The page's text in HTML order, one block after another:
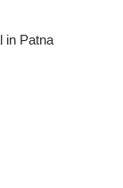
in Patna